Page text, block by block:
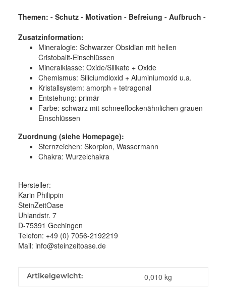
Themen: - Schutz - Motivation - Befreiung - Aufbruch -
Zusatzinformation:
Mineralogie: Schwarzer Obsidian mit hellen
Cristobalit-Einschlüssen
Mineralklasse: Oxide/Silikate + Oxide
Chemismus: Siliciumdioxid + Aluminiumoxid u.a.
Kristallsystem: amorph + tetragonal
Entstehung: primär
Farbe: schwarz mit schneeflockenähnlichen grauen
Einschlüssen
Zuordnung (siehe Homepage):
Sternzeichen: Skorpion, Wassermann
Chakra: Wurzelchakra
Hersteller:
Karin Philippin
SteinZeitOase
Uhlandstr. 7
D-75391 Gechingen
Telefon: +49 (0) 7056-2192219
Mail: info@steinzeitoase.de
Produkteigenschaft
Wert
Artikelgewicht: 0,010 kg